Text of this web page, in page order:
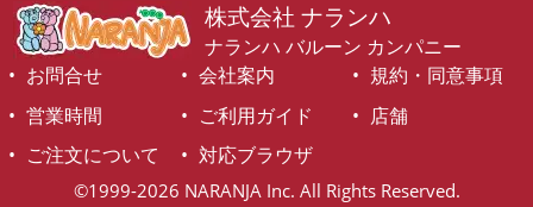
株式会社 ナランハ
ナランハ バルーン カンパニー
お問合せ
会社案内
規約・同意事項
営業時間
ご利用ガイド
店舗
ご注文について
対応ブラウザ
©1999-2026 NARANJA Inc. All Rights Reserved.